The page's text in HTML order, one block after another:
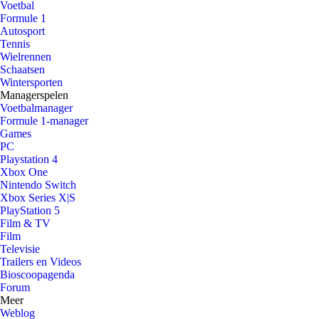
Voetbal
Formule 1
Autosport
Tennis
Wielrennen
Schaatsen
Wintersporten
Managerspelen
Voetbalmanager
Formule 1-manager
Games
PC
Playstation 4
Xbox One
Nintendo Switch
Xbox Series X|S
PlayStation 5
Film & TV
Film
Televisie
Trailers en Videos
Bioscoopagenda
Forum
Meer
Weblog